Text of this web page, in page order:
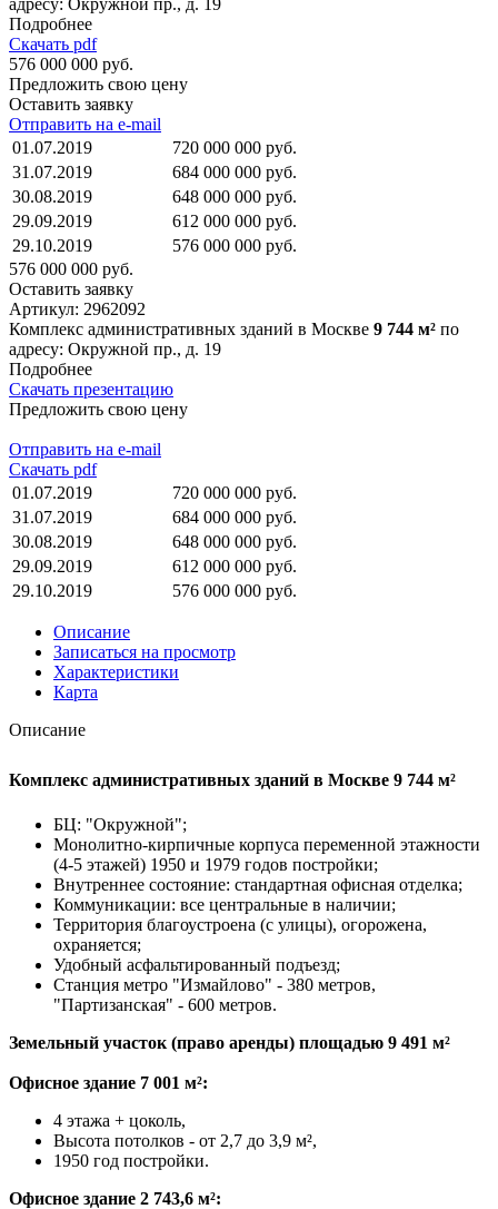
Подробнее
Скачать pdf
576 000 000 руб.
Предложить свою цену
Оставить заявку
Отправить на e-mail
01.07.2019
720 000 000 руб.
31.07.2019
684 000 000 руб.
30.08.2019
648 000 000 руб.
29.09.2019
612 000 000 руб.
29.10.2019
576 000 000 руб.
576 000 000 руб.
Оставить заявку
Артикул: 2962092
Комплекс административных зданий в Москве 9 744 м² по
адресу: Окружной пр., д. 19
Подробнее
Скачать презентацию
Предложить свою цену
Отправить на e-mail
Скачать pdf
01.07.2019
720 000 000 руб.
31.07.2019
684 000 000 руб.
30.08.2019
648 000 000 руб.
29.09.2019
612 000 000 руб.
29.10.2019
576 000 000 руб.
Описание
Записаться на просмотр
Характеристики
Карта
Описание
Комплекс административных зданий в Москве 9 744 м²
БЦ: "Окружной";
Монолитно-кирпичные корпуса переменной этажности
(4-5 этажей) 1950 и 1979 годов постройки;
Внутреннее состояние: стандартная офисная отделка;
Коммуникации: все центральные в наличии;
Территория благоустроена (с улицы), огорожена,
охраняется;
Удобный асфальтированный подъезд;
Станция метро "Измайлово" - 380 метров,
"Партизанская" - 600 метров.
Земельный участок (право аренды) площадью 9 491 м²
Офисное здание 7 001 м²:
4 этажа + цоколь,
Высота потолков - от 2,7 до 3,9 м²,
1950 год постройки.
Офисное здание 2 743,6 м²: